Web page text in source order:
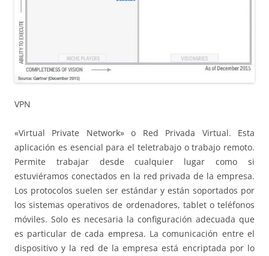
VPN
«Virtual Private Network» o Red Privada Virtual. Esta
aplicación es esencial para el teletrabajo o trabajo remoto.
Permite trabajar desde cualquier lugar como si
estuviéramos conectados en la red privada de la empresa.
Los protocolos suelen ser estándar y están soportados por
los sistemas operativos de ordenadores, tablet o teléfonos
móviles. Solo es necesaria la configuración adecuada que
es particular de cada empresa. La comunicación entre el
dispositivo y la red de la empresa está encriptada por lo